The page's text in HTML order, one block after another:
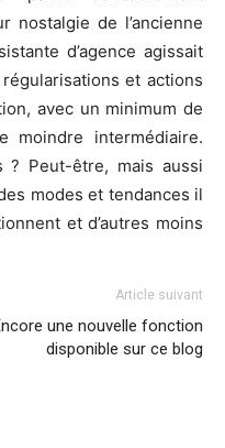
nostalgie de l’ancienne
d’agence agissait
et actions
avec un minimum de
moindre intermédiaire.
? Peut-être, mais aussi
modes et tendances il
et d’autres moins
Article suivant
une nouvelle fonction
disponible sur ce blog